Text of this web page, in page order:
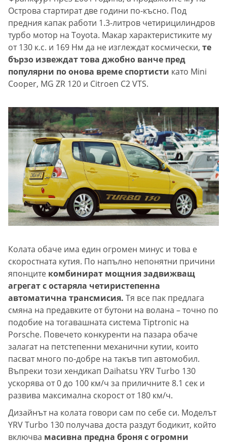
Острова стартират две години по-късно. Под
предния капак работи 1.3-литров четирицилиндров
турбо мотор на Toyota. Макар характеристиките му
от 130 к.с. и 169 Нм да не изглеждат космически, те
бързо извеждат това джобно ванче пред
популярни по онова време спортисти като Mini
Cooper, MG ZR 120 и Citroen C2 VTS.
Колата обаче има един огромен минус и това е
скоростната кутия. По напълно непонятни причини
японците комбинират мощния задвижващ
агрегат с остаряла четиристепенна
автоматична трансмисия. Тя все пак предлага
смяна на предавките от бутони на волана – точно по
подобие на тогавашната система Tiptronic на
Porsche. Повечето конкуренти на пазара обаче
залагат на петстепенни механични кутии, които
пасват много по-добре на такъв тип автомобил.
Въпреки този хендикап Daihatsu YRV Turbo 130
ускорява от 0 до 100 км/ч за приличните 8.1 сек и
развива максимална скорост от 180 км/ч.
Дизайнът на колата говори сам по себе си. Моделът
YRV Turbo 130 получава доста раздут бодикит, който
включва масивна предна броня с огромни